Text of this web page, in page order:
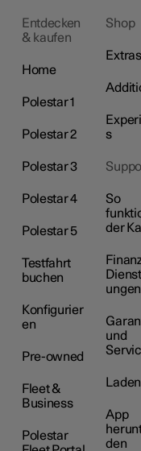
Entdecken
& kaufen
Home
Polestar 1
Polestar 2
Polestar 3
Polestar 4
Polestar 5
Testfahrt
buchen
Konfigurier
en
Pre-owned
Fleet &
Business
Polestar
Shop
Extras
s
So
der
ungen
und
Laden
App
den